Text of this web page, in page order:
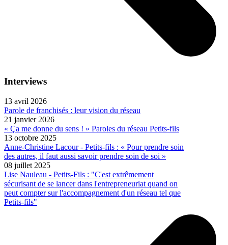
Interviews
13 avril 2026
Parole de franchisés : leur vision du réseau
21 janvier 2026
« Ça me donne du sens ! » Paroles du réseau Petits-fils
13 octobre 2025
Anne-Christine Lacour - Petits-fils : « Pour prendre soin
des autres, il faut aussi savoir prendre soin de soi »
08 juillet 2025
Lise Nauleau - Petits-Fils : "C'est extrêmement
sécurisant de se lancer dans l'entrepreneuriat quand on
peut compter sur l'accompagnement d'un réseau tel que
Petits-fils"